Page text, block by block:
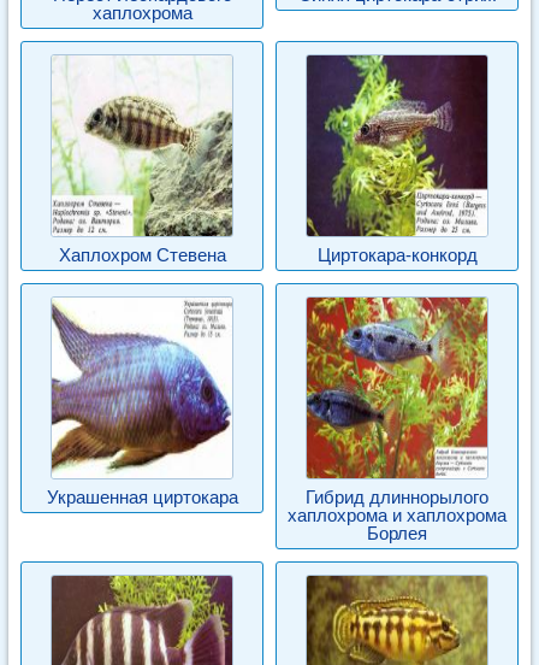
хаплохрома
Хаплохром Стевена Циртокара-конкорд
Украшенная циртокара
Гибрид длиннорылого
хаплохрома и хаплохрома
Борлея